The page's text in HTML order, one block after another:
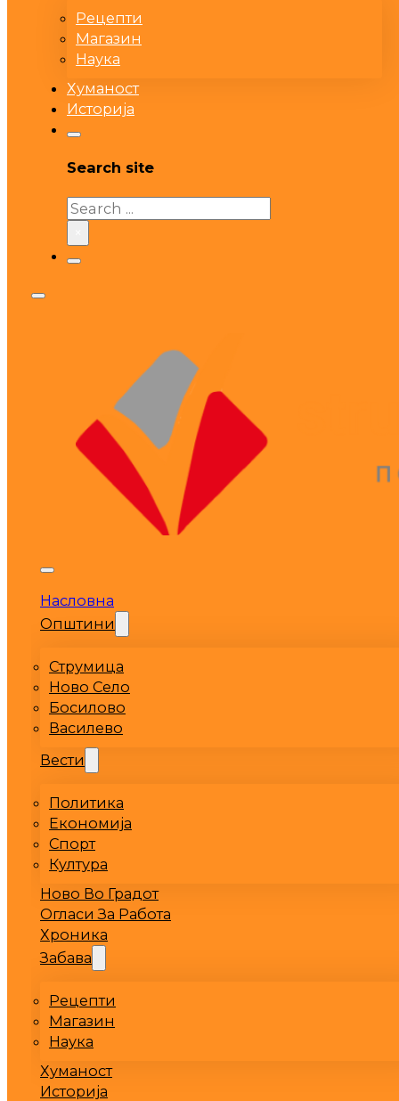
Рецепти
Магазин
Наука
Хуманост
Историја
Search site
Search
Насловна
Општини
Струмица
Ново Село
Босилово
Василево
Вести
Политика
Економија
Спорт
Култура
Ново Во Градот
Огласи За Работа
Хроника
Забава
Рецепти
Магазин
Наука
Хуманост
Историја